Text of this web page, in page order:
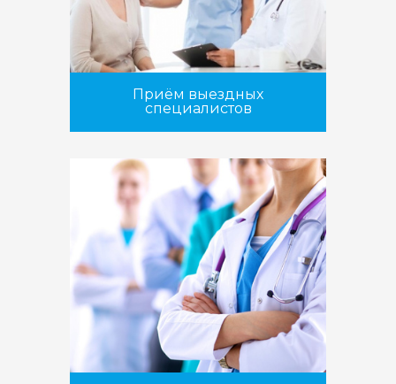
Приём выездных
специалистов